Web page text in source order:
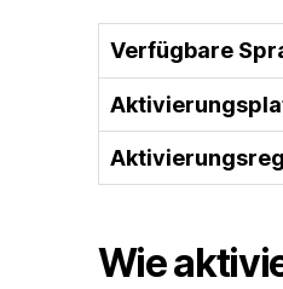
Verfügbare
Wie